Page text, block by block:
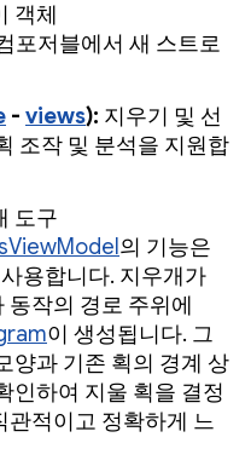
객체
포저블에서 새 스트로
- views): 지우기 및 선
조작 및 분석을 지원합
도구
의 기능은
용합니다. 지우개가
동작의 경로 주위에
이 생성됩니다. 그
양과 기존 획의 경계 상
인하여 지울 획을 결정
관적이고 정확하게 느